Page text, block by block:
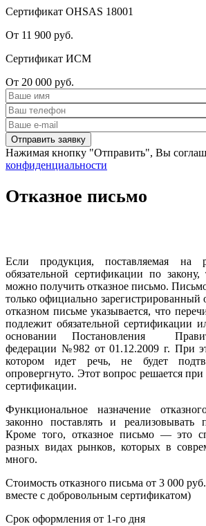
Сертификат OHSAS 18001
От 11 900 руб.
Сертификат ИСМ
От 20 000 руб.
Нажимая кнопку "Отправить", Вы
конфиденциальности
Отказное письмо
Если продукция, поставляемая на
обязательной сертификации по
можно получить отказное письмо.
только официально
отказном письме указывается, что
подлежит обязательной сертификации
основании Постановления
федерации №982 от 01.12.2009 г. При
котором идет речь, не будет
опровергнуто. Этот вопрос решается
сертификации.
Функциональное назначение
законно поставлять и
Кроме того, отказное письмо — это
разных видах рынков, которых в
много.
Стоимость отказного письма от 3 000
вместе с добровольным сертификатом)
Срок оформления от 1-го дня